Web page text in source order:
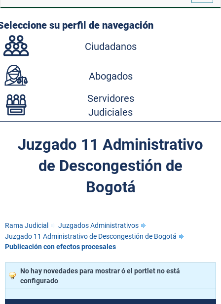
su perfil de navegación
Ciudadanos
Abogados
Servidores
Judiciales
Juzgado 11 Administrativo
de Descongestión de
Bogotá
Rama Judicial
Juzgados Administrativos
Juzgado 11 Administrativo de Descongestión de Bogotá
Publicación con efectos procesales
No hay novedades para mostrar ó el portlet no está
configurado